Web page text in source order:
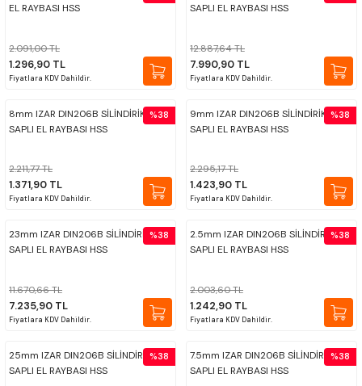
VİDA MASTARLARI
ŞERİT SENTİLLER
PİLLER
DİĞER ÖLÇÜ ALETLERİ
EL RAYBASI HSS
2.091,00 TL
1.296,90 TL
Fiyatlara KDV Dahildir.
SAPLI EL RAYBASI HSS
12.887,64 TL
7.990,90 TL
Fiyatlara KDV Dahildir.
%38
8mm IZAR DIN206B SİLİNDİRİK
SAPLI EL RAYBASI HSS
2.211,77 TL
1.371,90 TL
Fiyatlara KDV Dahildir.
%38
9mm IZAR DIN206B SİLİNDİRİK
SAPLI EL RAYBASI HSS
2.295,17 TL
1.423,90 TL
Fiyatlara KDV Dahildir.
%38
23mm IZAR DIN206B SİLİNDİRİK
SAPLI EL RAYBASI HSS
11.670,66 TL
7.235,90 TL
Fiyatlara KDV Dahildir.
%38
2.5mm IZAR DIN206B SİLİNDİRİK
SAPLI EL RAYBASI HSS
2.003,60 TL
1.242,90 TL
Fiyatlara KDV Dahildir.
%38
25mm IZAR DIN206B SİLİNDİRİK
SAPLI EL RAYBASI HSS
%38
7.5mm IZAR DIN206B SİLİNDİRİK
SAPLI EL RAYBASI HSS